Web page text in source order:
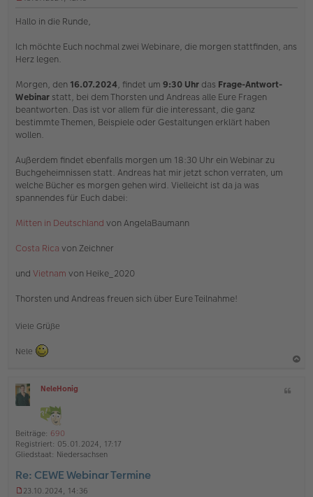
g
l
e
n
e
r
B
e
r
a
g
Hallo in die Runde,
Ich möchte Euch nochmal zwei Webinare, die morgen stattfinden, ans
Herz legen.
Morgen, den 16.07.2024, findet um 9:30 Uhr das Frage-Antwort-
Webinar statt, bei dem Thorsten und Andreas alle Eure Fragen
beantworten. Das ist vor allem für die interessant, die ganz
bestimmte Themen, Beispiele oder Gestaltungen erklärt haben
wollen.
Außerdem findet ebenfalls morgen um 18:30 Uhr ein Webinar zu
Buchgeheimnissen statt. Andreas hat mir jetzt schon verraten, um
welche Bücher es morgen gehen wird. Vielleicht ist da ja was
spannendes für Euch dabei:
Mitten in Deutschland von AngelaBaumann
Costa Rica von Zeichner
und Vietnam von Heike_2020
Thorsten und Andreas freuen sich über Eure Teilnahme!
Viele Grüße
Nele
ff
n
e
NeleHonig
Beiträge: 690
Registriert: 05.01.2024, 17:17
Gliedstaat: Niedersachsen
Re: CEWE Webinar Termine
23.10.2024, 14:36